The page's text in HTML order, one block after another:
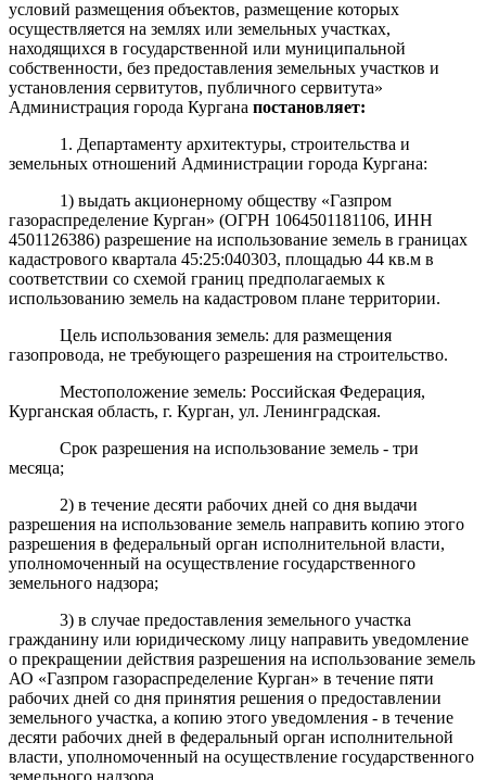
условий размещения объектов, размещение которых
осуществляется на землях или земельных участках,
находящихся в государственной или муниципальной
собственности, без предоставления земельных участков и
установления сервитутов, публичного сервитута»
Администрация города Кургана постановляет:
1. Департаменту архитектуры, строительства и
земельных отношений Администрации города Кургана:
1) выдать акционерному обществу «Газпром
газораспределение Курган» (ОГРН 1064501181106, ИНН
4501126386) разрешение на использование земель в границах
кадастрового квартала 45:25:040303, площадью 44 кв.м в
соответствии со схемой границ предполагаемых к
использованию земель на кадастровом плане территории.
Цель использования земель: для размещения
газопровода, не требующего разрешения на строительство.
Местоположение земель: Российская Федерация,
Курганская область, г. Курган, ул. Ленинградская.
Срок разрешения на использование земель - три
месяца;
2) в течение десяти рабочих дней со дня выдачи
разрешения на использование земель направить копию этого
разрешения в федеральный орган исполнительной власти,
уполномоченный на осуществление государственного
земельного надзора;
3) в случае предоставления земельного участка
гражданину или юридическому лицу направить уведомление
о прекращении действия разрешения на использование земель
АО «Газпром газораспределение Курган» в течение пяти
рабочих дней со дня принятия решения о предоставлении
земельного участка, а копию этого уведомления - в течение
десяти рабочих дней в федеральный орган исполнительной
власти, уполномоченный на осуществление государственного
земельного надзора.